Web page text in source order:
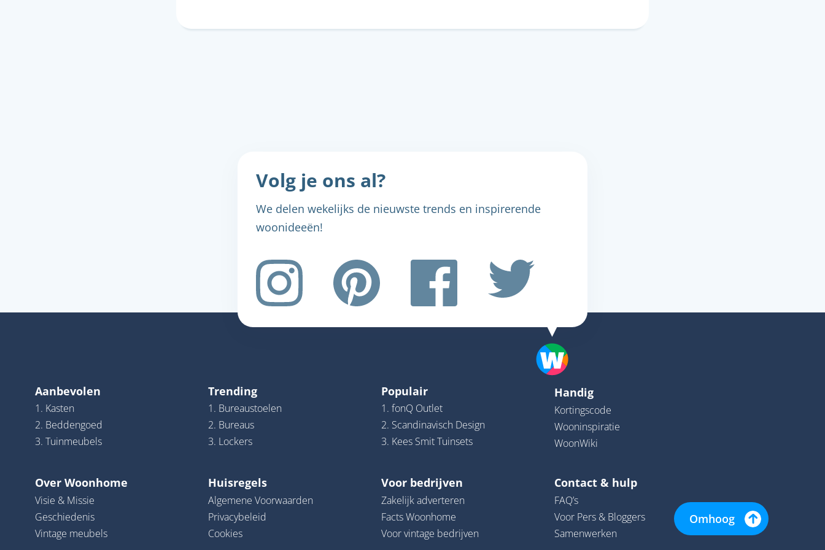
Menu sluiten
Menu sluiten
Menu sluiten
Menu sluiten
Menu sluiten
Volg je ons al?
We delen wekelijks de nieuwste trends en inspirerende
woonideeën!
Aanbevolen
1. Kasten
2. Beddengoed
3. Tuinmeubels
Trending
1. Bureaustoelen
2. Bureaus
3. Lockers
Populair
1. fonQ Outlet
2. Scandinavisch Design
3. Kees Smit Tuinsets
Handig
Kortingscode
Wooninspiratie
WoonWiki
Over Woonhome
Visie & Missie
Geschiedenis
Vintage meubels
Huisregels
Algemene Voorwaarden
Privacybeleid
Cookies
Voor bedrijven
Zakelijk adverteren
Facts Woonhome
Voor vintage bedrijven
Contact & hulp
FAQ’s
Voor Pers & Bloggers
Samenwerken
Omhoog